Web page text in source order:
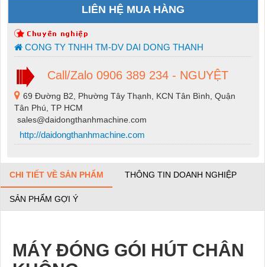
LIÊN HỆ MUA HÀNG
CONG TY TNHH TM-DV DAI DONG THANH
Call/Zalo 0906 389 234 - NGUYỆT
69 Đường B2, Phường Tây Thạnh, KCN Tân Bình, Quận
Tân Phú, TP HCM
sales@daidongthanhmachine.com
http://daidongthanhmachine.com
CHI TIẾT VỀ SẢN PHẨM THÔNG TIN DOANH NGHIỆP
SẢN PHẨM GỢI Ý
MÁY ĐÓNG GÓI HÚT CHÂN